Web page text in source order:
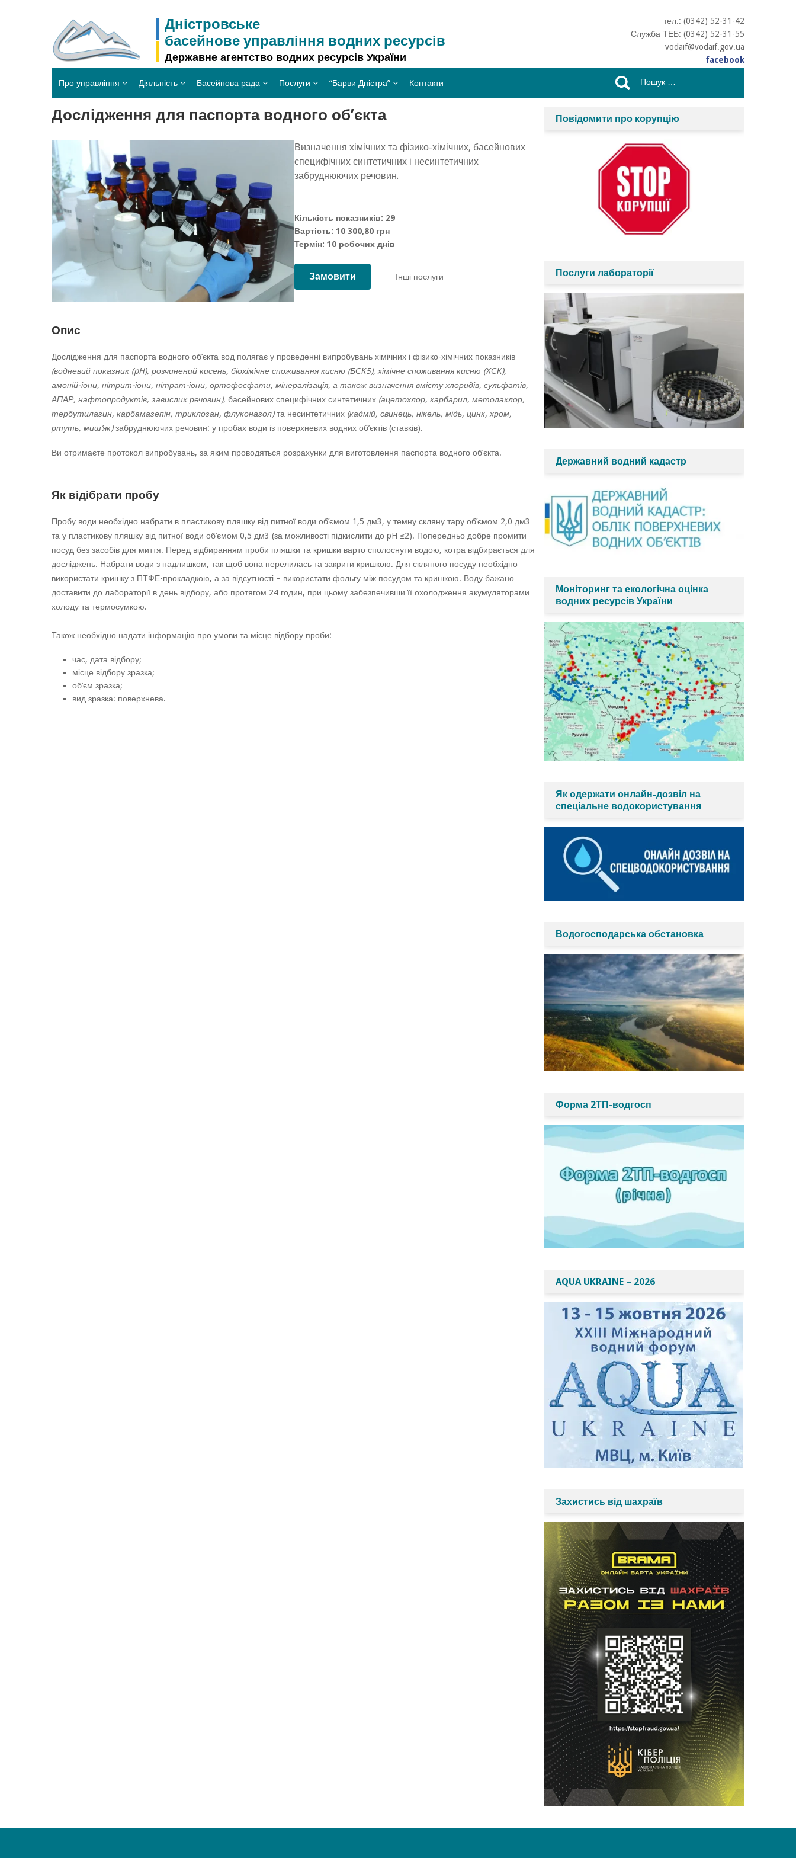
Дністровське
басейнове управління водних ресурсів
Державне агентство водних ресурсів України
тел.: (0342) 52-31-42
Служба ТЕБ: (0342) 52-31-55
vodaif@vodaif.gov.ua
facebook
Про управління Діяльність Басейнова рада Послуги “Барви Дністра” Контакти
Пошук:
Дослідження для паспорта водного об’єкта
Визначення хімічних та фізико-хімічних, басейнових
специфічних синтетичних і несинтетичних
забруднюючих речовин.
Кількість показників: 29
Вартість: 10 300,80 грн
Термін: 10 робочих днів
Замовити Інші послуги
Опис
Дослідження для паспорта водного об’єкта вод полягає у проведенні випробувань хімічних і фізико-хімічних показників
(водневий показник (pH), розчинений кисень, біохімічне споживання кисню (БСК5), хімічне споживання кисню (ХСК),
амоній-іони, нітрит-іони, нітрат-іони, ортофосфати, мінералізація, а також визначення вмісту хлоридів, сульфатів,
АПАР, нафтопродуктів, завислих речовин), басейнових специфічних синтетичних (ацетохлор, карбарил, метолахлор,
тербутилазин, карбамазепін, триклозан, флуконазол)та несинтетичних (кадмій, свинець, нікель, мідь, цинк, хром,
ртуть, миш’як)забруднюючих речовин: у пробах води із поверхневих водних об’єктів (ставків).
Ви отримаєте протокол випробувань, за яким проводяться розрахунки для виготовлення паспорта водного об’єкта.
Як відібрати пробу
Пробу води необхідно набрати в пластикову пляшку від питної води об’ємом 1,5 дм3, у темну скляну тару об’ємом 2,0 дм3
та у пластикову пляшку від питної води об’ємом 0,5 дм3 (за можливості підкислити до pH ≤2). Попередньо добре промити
посуд без засобів для миття. Перед відбиранням проби пляшки та кришки варто сполоснути водою, котра відбирається для
досліджень. Набрати води з надлишком, так щоб вона перелилась та закрити кришкою. Для скляного посуду необхідно
використати кришку з ПТФЕ-прокладкою, а за відсутності – використати фольгу між посудом та кришкою. Воду бажано
доставити до лабораторії в день відбору, або протягом 24 годин, при цьому забезпечивши її охолодження акумуляторами
холоду та термосумкою.
Також необхідно надати інформацію про умови та місце відбору проби:
час, дата відбору;
місце відбору зразка;
об’єм зразка;
вид зразка: поверхнева.
Повідомити про корупцію
Послуги лабораторії
Державний водний кадастр
Моніторинг та екологічна оцінка
водних ресурсів України
Як одержати онлайн-дозвіл на
спеціальне водокористування
Водогосподарська обстановка
Форма 2ТП-водгосп
AQUA UKRAINE – 2026
Захистись від шахраїв